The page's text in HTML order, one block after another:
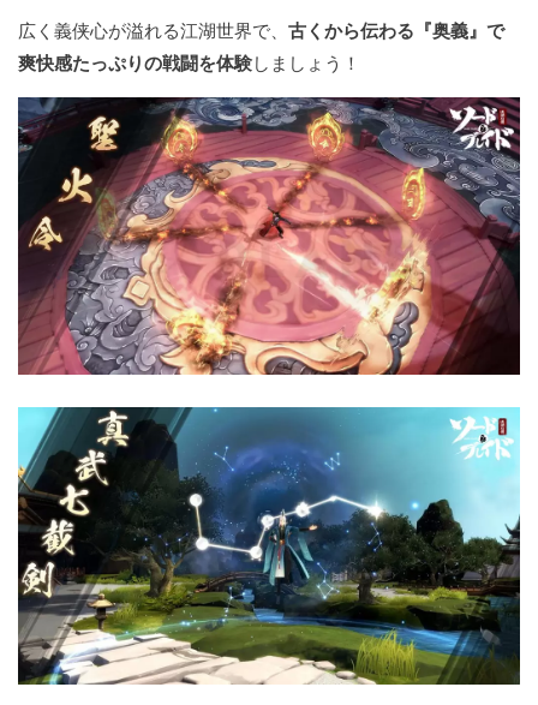
広く義侠心が溢れる江湖世界で、 古くから伝わる『奥義』で
爽快感たっぷりの戦闘を体験しましょう！